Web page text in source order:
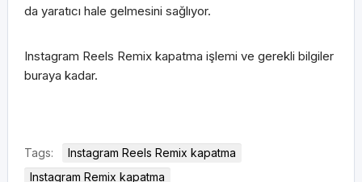
da yaratıcı hale gelmesini sağlıyor.
Instagram Reels Remix kapatma işlemi ve gerekli bilgiler
buraya kadar.
Tags:
Instagram Reels Remix kapatma
Instagram Remix kapatma